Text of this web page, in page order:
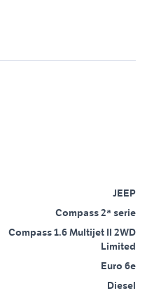
JEEP
Compass 2ª serie
Compass 1.6 Multijet II 2WD
Limited
Euro 6e
Diesel